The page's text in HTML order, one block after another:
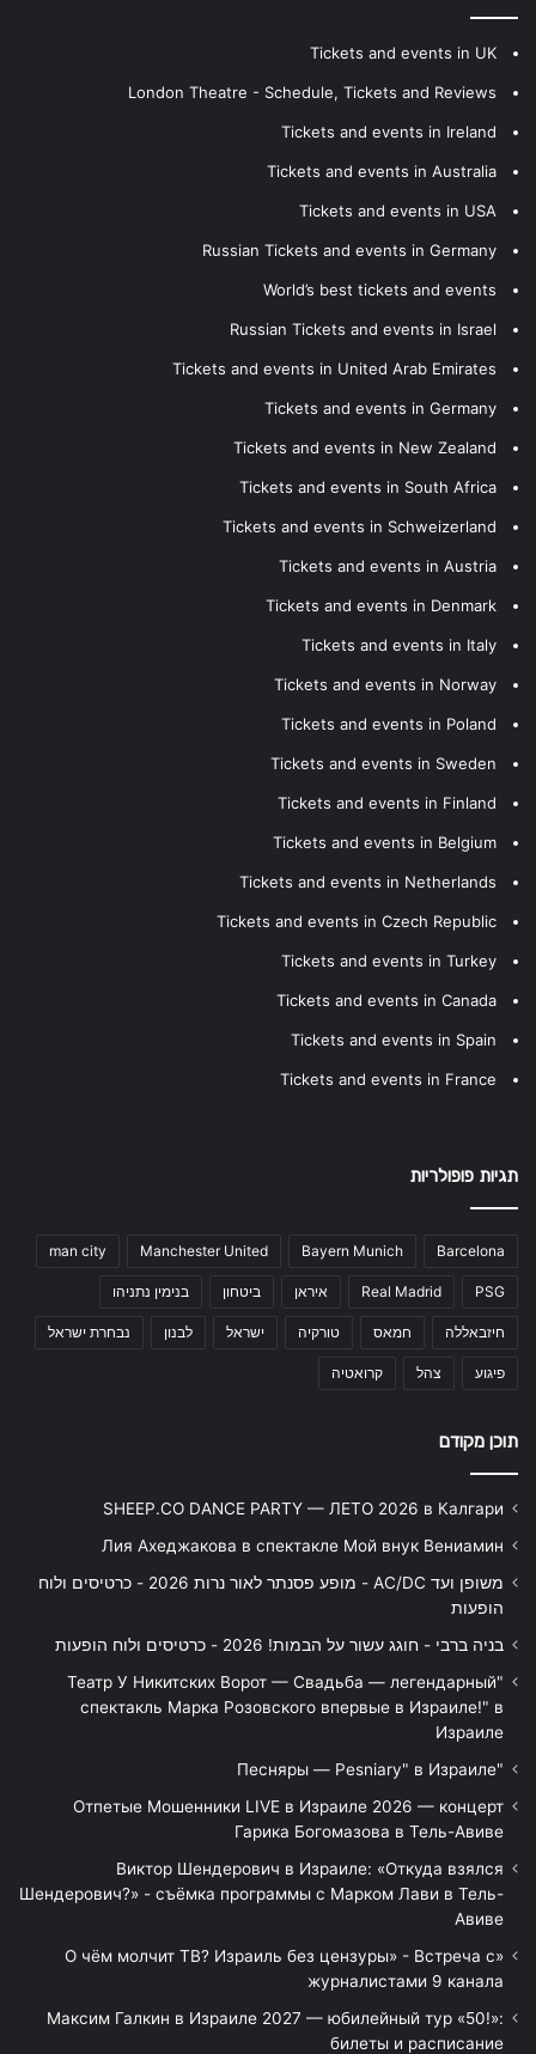
Tickets and events in UK
London Theatre - Schedule, Tickets and Reviews
Tickets and events in Ireland
Tickets and events in Australia
Tickets and events in USA
Russian Tickets and events in Germany
World’s best tickets and events
Russian Tickets and events in Israel
Tickets and events in United Arab Emirates
Tickets and events in Germany
Tickets and events in New Zealand
Tickets and events in South Africa
Tickets and events in Schweizerland
Tickets and events in Austria
Tickets and events in Denmark
Tickets and events in Italy
Tickets and events in Norway
Tickets and events in Poland
Tickets and events in Sweden
Tickets and events in Finland
Tickets and events in Belgium
Tickets and events in Netherlands
Tickets and events in Czech Republic
Tickets and events in Turkey
Tickets and events in Canada
Tickets and events in Spain
Tickets and events in France
תגיות פופולריות
Barcelona
Bayern Munich
Manchester United
man city
PSG
Real Madrid איראן ביטחון בנימין נתניהו
חיזבאללה חמאס טורקיה ישראל לבנון נבחרת ישראל
פיגוע צהל קרואטיה
תוכן מקודם
SHEEP.CO DANCE PARTY — ЛЕТО 2026 в Калгари
Лия Ахеджакова в спектакле Мой внук Вениамин
משופן ועד AC/DC - מופע פסנתר לאור נרות 2026 - כרטיסים ולוח
הופעות
בניה ברבי - חוגג עשור על הבמות! 2026 - כרטיסים ולוח הופעות
"Театр У Никитских Ворот — Свадьба — легендарный
спектакль Марка Розовского впервые в Израиле!" в
Израиле
"Песняры — Pesniary" в Израиле
Отпетые Мошенники LIVE в Израиле 2026 — концерт
Гарика Богомазова в Тель-Авиве
Виктор Шендерович в Израиле: «Откуда взялся
Шендерович?» - съёмка программы с Марком Лави в Тель-
Авиве
«О чём молчит ТВ? Израиль без цензуры» - Встреча с
журналистами 9 канала
Максим Галкин в Израиле 2027 — юбилейный тур «50!»:
билеты и расписание